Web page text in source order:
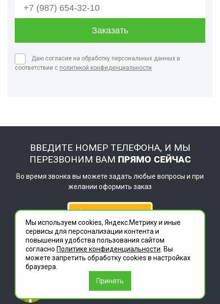
Даю согласие на обработку персональных данных в
соответствии с политикой конфиденциальности
ВВЕДИТЕ НОМЕР ТЕЛЕФОНА, И МЫ
ПЕРЕЗВОНИМ ВАМ ПРЯМО СЕЙЧАС
Во время звонка вы можете задать любые вопросы и при
желании оформить заказ
Позвонить мне
8 (800) 707-85-22
ДЕЗЦЕНТР
Мы используем cookies, Яндекс.Метрику и иные
сервисы для персонализации контента и
повышения удобства пользования сайтом
согласно Политике конфиденциальности . Вы
можете запретить обработку сookies в настройках
браузера.
Принять